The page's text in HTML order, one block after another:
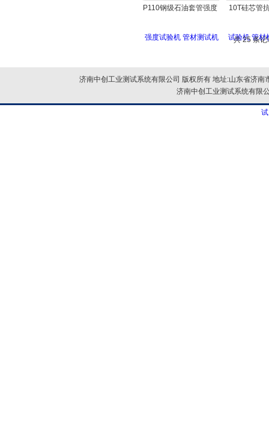
P110钢级石油套管强度
10T硅芯管
共 25 条
济南中创工业测试系统有限公司 版权所有 地址:山东省济
济南中创工业测试系统有限